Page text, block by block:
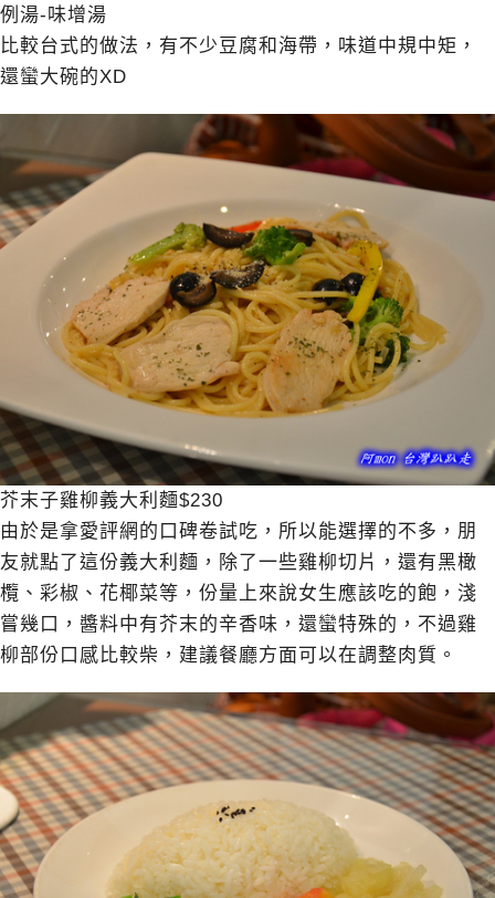
例湯-味增湯
比較台式的做法，有不少豆腐和海帶，味道中規中矩，
還蠻大碗的XD
芥末子雞柳義大利麵$230
由於是拿愛評網的口碑卷試吃，所以能選擇的不多，朋
友就點了這份義大利麵，除了一些雞柳切片，還有黑橄
欖、彩椒、花椰菜等，份量上來說女生應該吃的飽，淺
嘗幾口，醬料中有芥末的辛香味，還蠻特殊的，不過雞
柳部份口感比較柴，建議餐廳方面可以在調整肉質。